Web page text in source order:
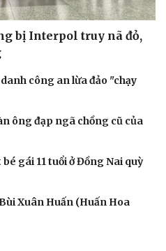
bị Interpol truy nã đỏ,
công an lừa đảo "chạy
ông đạp ngã chồng cũ của
gái 11 tuổi ở Đồng Nai quỳ
Xuân Huấn (Huấn Hoa